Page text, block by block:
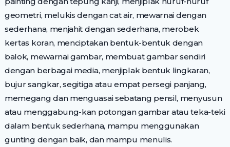
geometri, melukis dengan cat air, mewarnai dengan
sederhana, menjahit dengan sederhana, merobek
kertas koran, menciptakan bentuk-bentuk dengan
balok, mewarnai gambar, membuat gambar sendiri
dengan berbagai media, menjiplak bentuk lingkaran,
bujur sangkar, segitiga atau empat persegi panjang,
memegang dan menguasai sebatang pensil, menyusun
atau menggabung-kan potongan gambar atau teka-teki
dalam bentuk sederhana, mampu menggunakan
gunting dengan baik, dan mampu menulis.